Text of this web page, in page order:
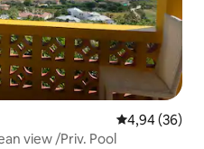
Średnia
4,94 (36)
view /Priv. Pool